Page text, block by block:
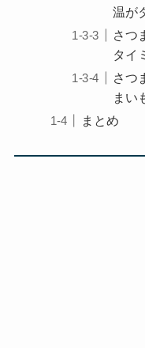
温が
さつ
タイ
さつ
まい
まとめ